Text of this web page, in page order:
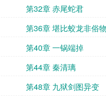
第32章 赤尾蛇君
第36章 堪比蛟龙非俗物
第40章 一锅端掉
第44章 秦清璃
第48章 九狱剑图异变